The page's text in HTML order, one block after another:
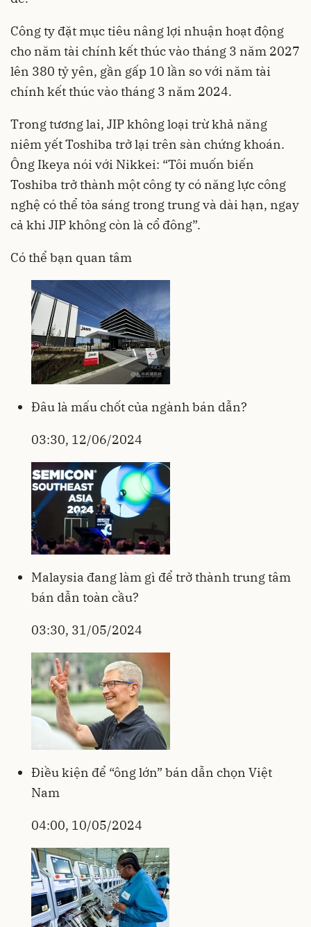
Công ty đặt mục tiêu nâng lợi nhuận hoạt động
cho năm tài chính kết thúc vào tháng 3 năm 2027
lên 380 tỷ yên, gần gấp 10 lần so với năm tài
chính kết thúc vào tháng 3 năm 2024.
Trong tương lai, JIP không loại trừ khả năng
niêm yết Toshiba trở lại trên sàn chứng khoán.
Ông Ikeya nói với Nikkei: “Tôi muốn biến
Toshiba trở thành một công ty có năng lực công
nghệ có thể tỏa sáng trong trung và dài hạn, ngay
cả khi JIP không còn là cổ đông”.
Có thể bạn quan tâm
Đâu là mấu chốt của ngành bán dẫn?
03:30, 12/06/2024
Malaysia đang làm gì để trở thành trung tâm
bán dẫn toàn cầu?
03:30, 31/05/2024
Điều kiện để “ông lớn” bán dẫn chọn Việt
Nam
04:00, 10/05/2024